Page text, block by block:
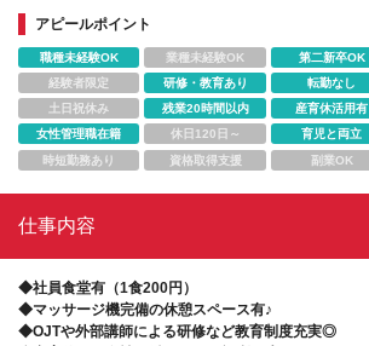
アピールポイント
職種未経験OK 業種未経験OK 第二新卒OK
経験者限定
研修・教育あり 転勤なし
土日祝休み
残業20時間以内 産育休活用有
女性管理職在籍
休日120日～ 育児と両立
時短勤務あり
資格取得支援 副業OK
仕事内容
◆社員食堂有（1食200円）
◆マッサージ機完備の休憩スペース有♪
◆OJTや外部講師による研修など教育制度充実◎